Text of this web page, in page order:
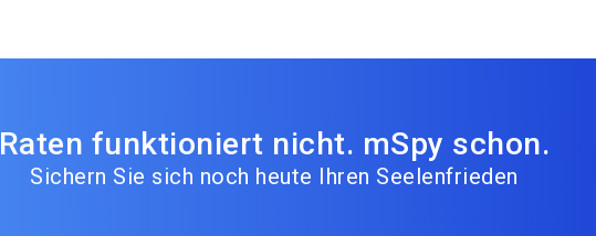
Raten funktioniert nicht. mSpy schon.
Sichern Sie sich noch heute Ihren Seelenfrieden